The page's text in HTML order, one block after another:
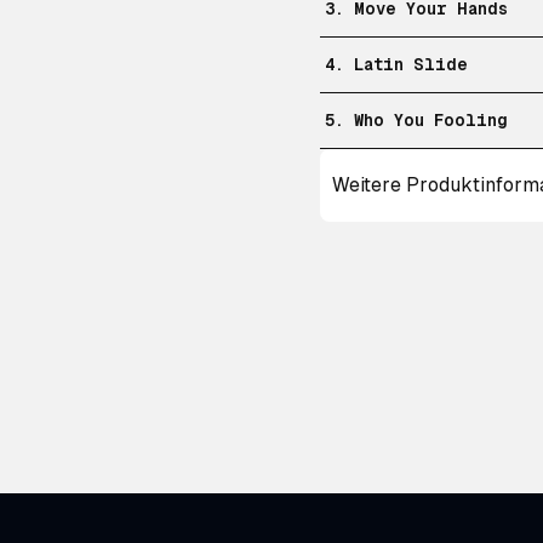
3. Move Your Hands
4. Latin Slide
5. Who You Fooling
Weitere